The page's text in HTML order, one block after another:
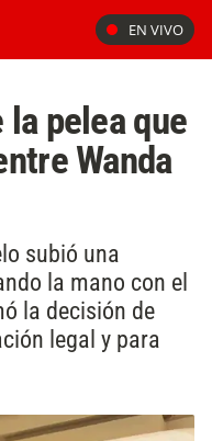
EN VIVO
pelea que
Wanda
subió una
la mano con el
la decisión de
legal y para